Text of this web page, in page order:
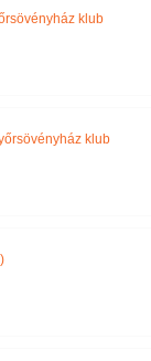
klub
klub